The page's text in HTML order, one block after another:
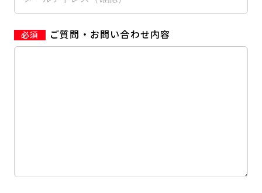
ご質問・お問い合わせ内容